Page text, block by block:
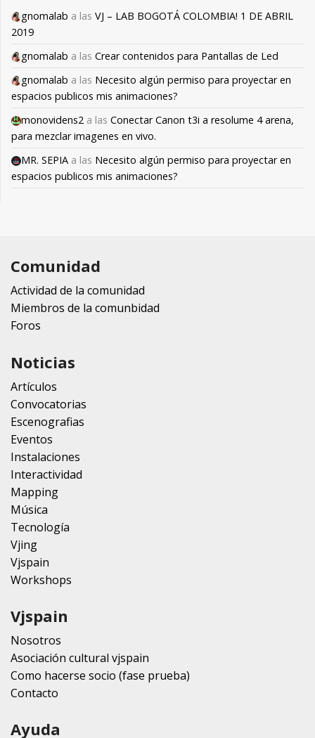
gnomalab a las VJ – LAB BOGOTÁ COLOMBIA! 1 DE ABRIL
2019
gnomalab a las Crear contenidos para Pantallas de Led
gnomalab a las Necesito algún permiso para proyectar en
espacios publicos mis animaciones?
monovidens2 a las Conectar Canon t3i a resolume 4 arena,
para mezclar imagenes en vivo.
MR. SEPIA a las Necesito algún permiso para proyectar en
espacios publicos mis animaciones?
Comunidad
Actividad de la comunidad
Miembros de la comunbidad
Foros
Noticias
Artículos
Convocatorias
Escenografias
Eventos
Instalaciones
Interactividad
Mapping
Música
Tecnología
Vjing
Vjspain
Workshops
Vjspain
Nosotros
Asociación cultural vjspain
Como hacerse socio (fase prueba)
Contacto
Ayuda